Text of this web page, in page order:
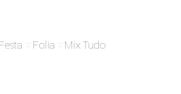
Festa Folia
Mix Tudo